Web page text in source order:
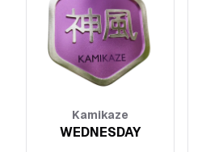
Kamikaze
WEDNESDAY